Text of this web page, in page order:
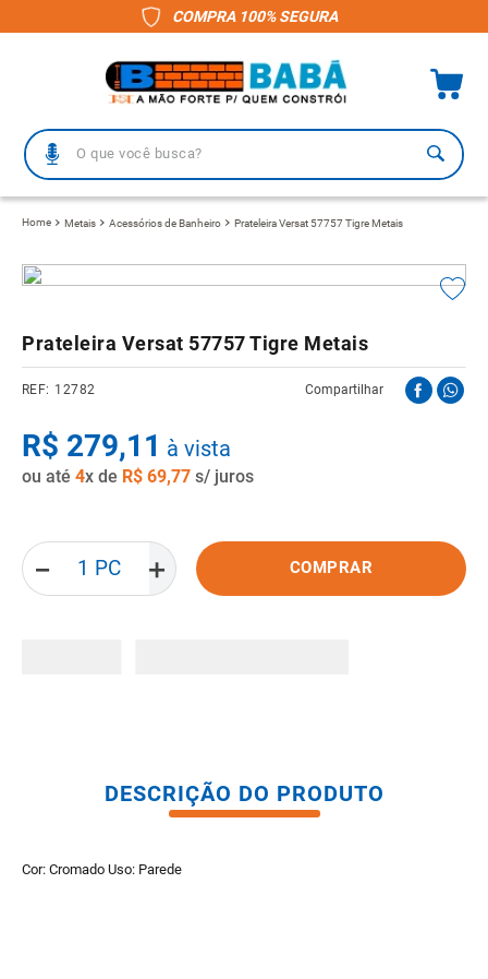
COMPRA 100% SEGURA
O que você busca?
Metais Acessórios de Banheiro Prateleira Versat 57757 Tigre Metais
Prateleira Versat 57757 Tigre Metais
12782 Compartilhar
R$ 279,11 à vista
ou até 4x de R$ 69,77 s/ juros
＋
－ COMPRAR
DESCRIÇÃO DO PRODUTO
Cor: Cromado Uso: Parede
2º porcelanato
5 gabinete banheiro
6º telha fibrocimento
7º revestimento
vaso sanitario caixa acoplada